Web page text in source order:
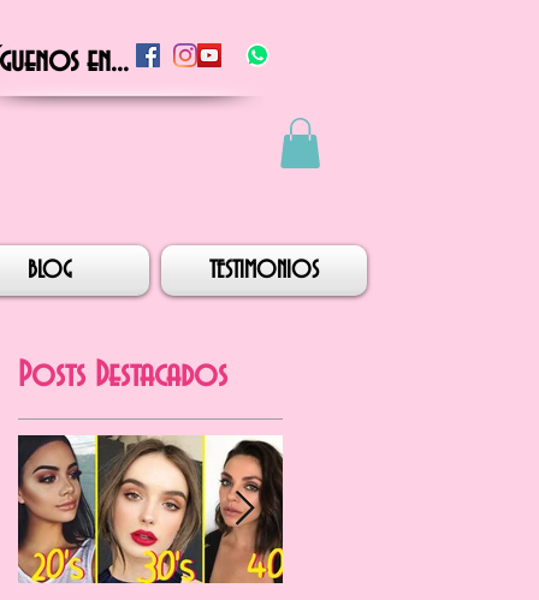
en...
BLOG TESTIMONIOS
Posts Destacados